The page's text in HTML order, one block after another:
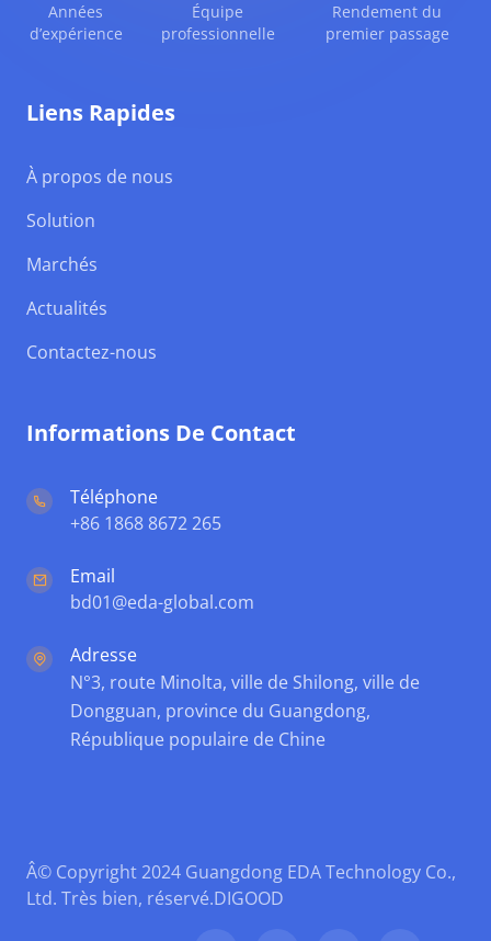
Années
d’expérience
Équipe
professionnelle
Rendement du
premier passage
Liens Rapides
À propos de nous
Solution
Marchés
Actualités
Contactez-nous
Informations De Contact
Téléphone
+86 1868 8672 265
Email
bd01@eda-global.com
Adresse
N°3, route Minolta, ville de Shilong, ville de
Dongguan, province du Guangdong,
République populaire de Chine
Â© Copyright 2024 Guangdong EDA Technology Co.,
Ltd. Très bien, réservé.DIGOOD